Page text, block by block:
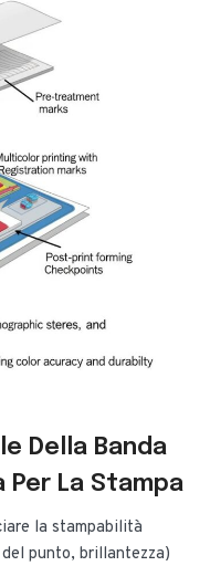
Della Banda
La Stampa
la stampabilità
punto, brillantezza)